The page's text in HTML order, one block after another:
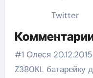
Twitter
#1 Олеся
Z380KL батарейку